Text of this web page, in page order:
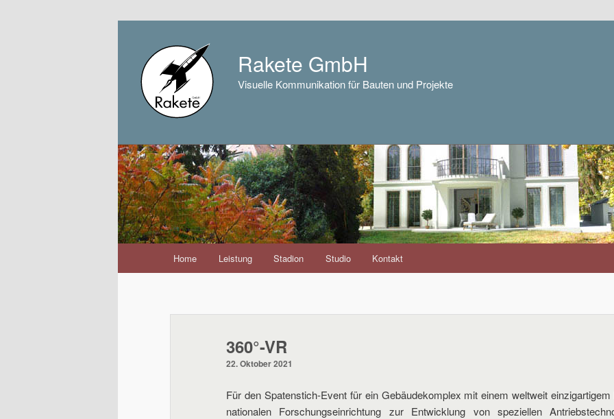
Rakete GmbH
Visuelle Kommunikation für Bauten und Projekte
Zum
Home Leistung Stadion Studio Kontakt
360°-VR
22. Oktober 2021
Für den Spatenstich-Event für ein Gebäudekomplex mit einem weltweit
nationalen Forschungseinrichtung zur Entwicklung von speziellen